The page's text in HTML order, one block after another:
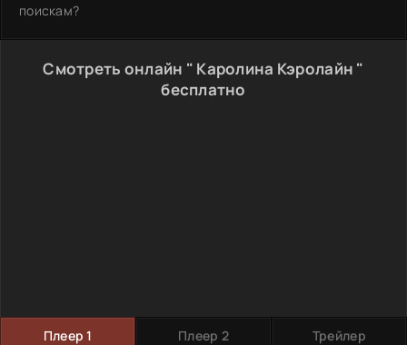
поискам?
Смотреть онлайн " Каролина Кэролайн "
бесплатно
Плеер 1 Плеер 2 Трейлер